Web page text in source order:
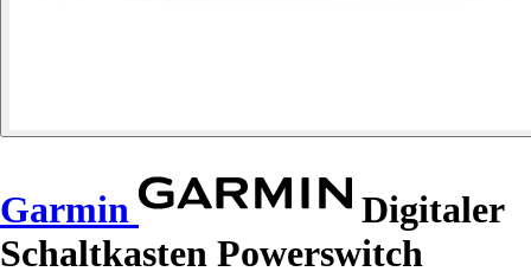
Garmin
Digitaler
Schaltkasten Powerswitch